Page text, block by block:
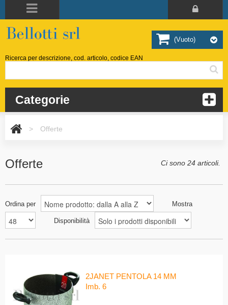
Ricerca per descrizione, cod. articolo, codice EAN
Categorie
(vuoto)
> Offerte
Offerte Ci sono 24 articoli.
Ordina per Mostra
Disponibilità
2JANET PENTOLA 14 MM
Imb. 6